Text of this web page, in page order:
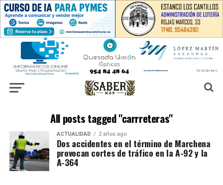
All posts tagged "carrreteras"
ACTUALIDAD 2 años ago
Dos accidentes en el término de Marchena
provocan cortes de tráfico en la A-92 y la
A-364